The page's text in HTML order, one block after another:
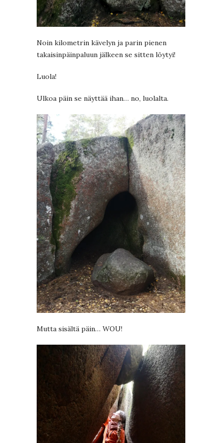
Noin kilometrin kävelyn ja parin pienen
takaisinpäinpaluun jälkeen se sitten löytyi!
Luola!
Ulkoa päin se näyttää ihan… no, luolalta.
Mutta sisältä päin… WOU!